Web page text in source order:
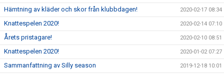
Hämtning av kläder och skor från klubbdagen! 2020-02-17 08:34
Knattespelen 2020! 2020-02-14 07:10
Årets pristagare! 2020-02-10 08:51
Knattespelen 2020! 2020-01-02 07:27
Sammanfattning av Silly season 2019-12-18 10:01